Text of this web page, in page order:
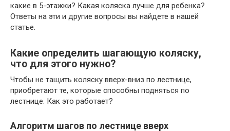
какие в 5-этажки? Какая коляска лучше для ребенка?
Ответы на эти и другие вопросы вы найдете в нашей
статье.
Какие определить шагающую коляску,
что для этого нужно?
Чтобы не тащить коляску вверх-вниз по лестнице,
приобретают те, которые способны подняться по
лестнице. Как это работает?
Алгоритм шагов по лестнице вверх